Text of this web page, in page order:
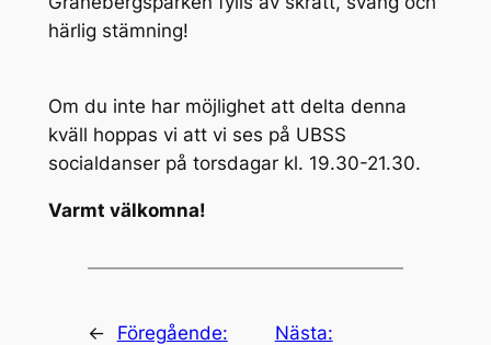
härlig stämning!
Om du inte har möjlighet att delta denna
kväll hoppas vi att vi ses på UBSS
socialdanser på torsdagar kl. 19.30-21.30.
Varmt välkomna!
←
Föregående:
Nästa: